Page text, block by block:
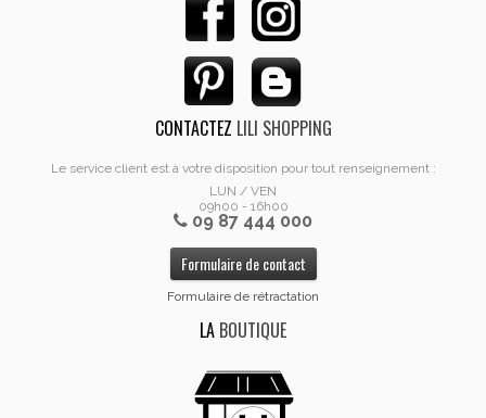
CONTACTEZ LILI SHOPPING
Le service client est à votre disposition pour tout renseignement :
LUN / VEN
09h00 - 16h00
09 87 444 000
Formulaire de contact
Formulaire de rétractation
LA BOUTIQUE